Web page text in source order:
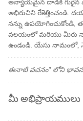
అన్యాయమైన దాడికి గురైన
అభిరుచిని రేకెత్తించండి.
నన్ను ఉపయోగించుకోండి,
వలయంలో మరియు మీరు నా
ఉండండి. యేసు నామంలో,
ఈనాటి వచనం" లోని భావన
మీ అభిప్రాయములు